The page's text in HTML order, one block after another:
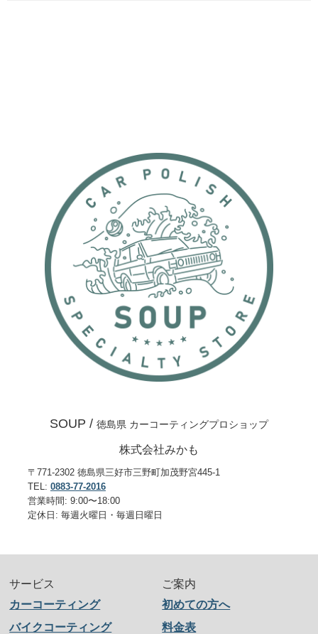
SOUP / 徳島県 カーコーティングプロショップ
株式会社みかも
〒771-2302 徳島県三好市三野町加茂野宮445-1
TEL: 0883-77-2016
営業時間: 9:00〜18:00
定休日: 毎週火曜日・毎週日曜日
サービス
カーコーティング
バイクコーティング
ご案内
初めての方へ
料金表